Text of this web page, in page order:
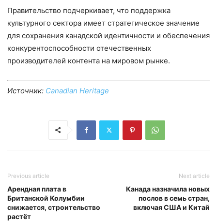
Правительство подчеркивает, что поддержка
культурного сектора имеет стратегическое значение
для сохранения канадской идентичности и обеспечения
конкурентоспособности отечественных
производителей контента на мировом рынке.
Источник: Canadian Heritage
Previous article
Арендная плата в
Британской Колумбии
снижается, строительство
растёт
Next article
Канада назначила новых
послов в семь стран,
включая США и Китай